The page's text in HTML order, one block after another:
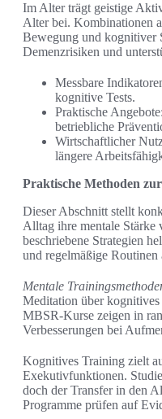
Im Alter trägt geistige
Alter bei. Kombinationen
Bewegung und kognitiver
Demenzrisiken und
Messbare
kognitive Tests.
Praktische
betriebliche
Wirtschaftlicher
längere
Praktische Methoden
Dieser Abschnitt stellt
Alltag ihre mentale Stärke
beschriebene Strategien
und regelmäßige Routinen
Mentale
Meditation über
MBSR-Kurse zeigen in
Verbesserungen bei
Kognitives Training zielt
Exekutivfunktionen.
doch der Transfer in den
Programme prüfen auf